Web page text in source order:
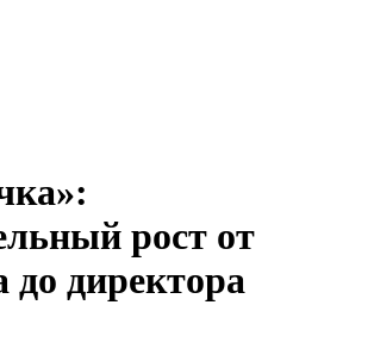
рост от
до директора